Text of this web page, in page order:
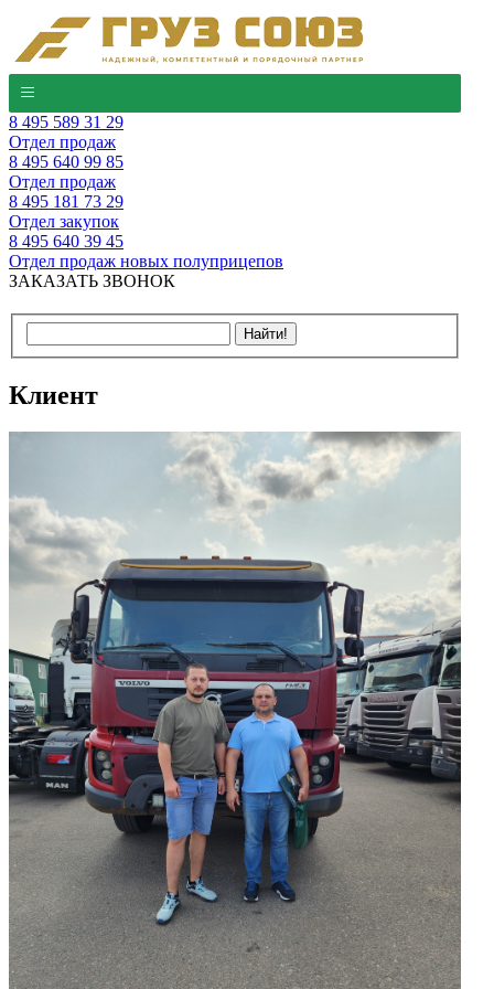
8 495 589 31 29
Отдел продаж
8 495 640 99 85
Отдел продаж
8 495 181 73 29
Отдел закупок
8 495 640 39 45
Отдел продаж новых полуприцепов
ЗАКАЗАТЬ ЗВОНОК
Клиент